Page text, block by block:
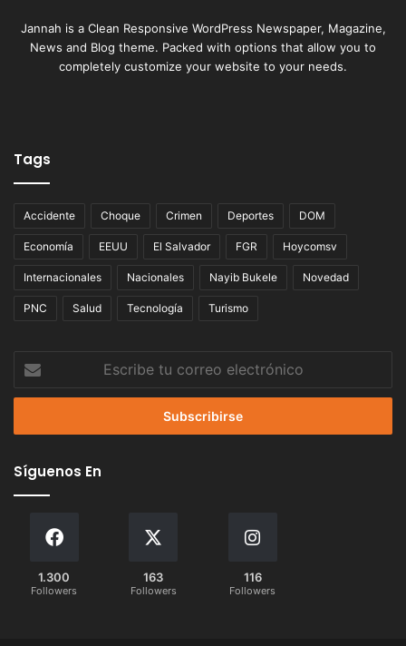
Jannah is a Clean Responsive WordPress Newspaper, Magazine,
News and Blog theme. Packed with options that allow you to
completely customize your website to your needs.
Tags
Accidente Choque Crimen Deportes DOM
Economía EEUU El Salvador FGR Hoycomsv
Internacionales Nacionales Nayib Bukele Novedad
PNC Salud Tecnología Turismo
correo
Síguenos En
1.300
Followers
163
Followers
116
Followers